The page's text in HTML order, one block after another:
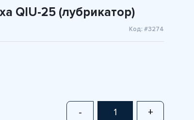
QIU-25 (лубрикатор)
Код: #3274
- +